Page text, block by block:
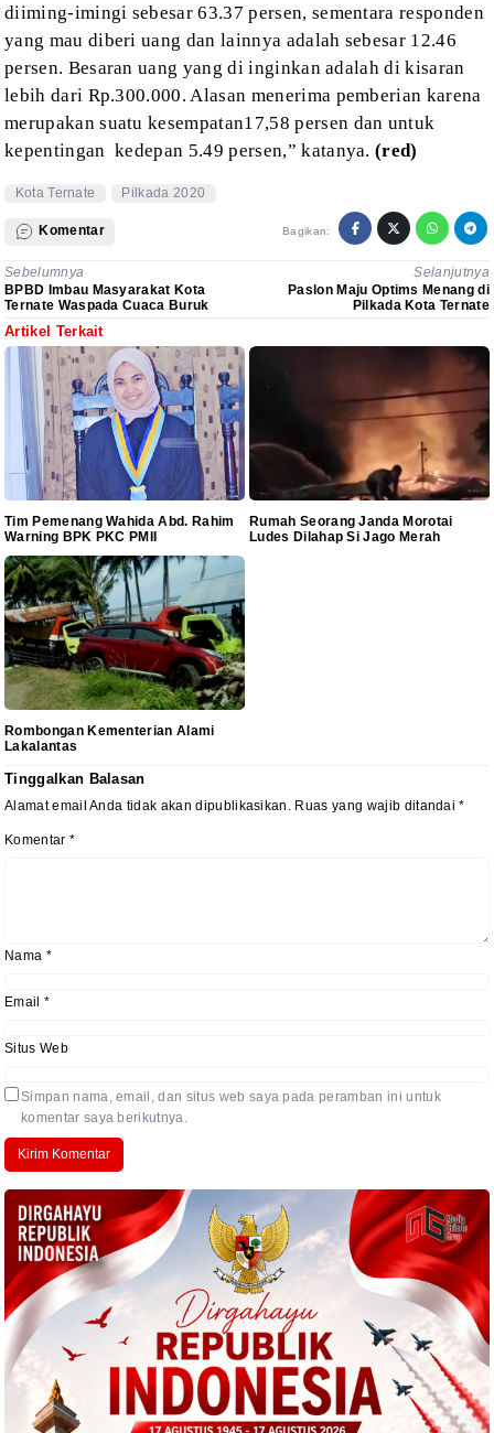
diiming-imingi sebesar 63.37 persen, sementara responden
yang mau diberi uang dan lainnya adalah sebesar 12.46
persen. Besaran uang yang di inginkan adalahdi kisaran
lebih dari Rp.300.000. Alasan menerima pemberian karena
merupakan suatu kesempatan17,58 persen dan untuk
kepentingan kedepan 5.49 persen,” katanya. (red)
Kota Ternate Pilkada 2020
Komentar Bagikan:
Sebelumnya
BPBD Imbau Masyarakat Kota
Ternate Waspada Cuaca Buruk
Selanjutnya
Paslon Maju Optims Menang di
Pilkada Kota Ternate
Artikel Terkait
Tim Pemenang Wahida Abd. Rahim
Warning BPK PKC PMII
Rumah Seorang Janda Morotai
Ludes Dilahap Si Jago Merah
Rombongan Kementerian Alami
Lakalantas
Tinggalkan Balasan
Alamat email Anda tidak akan dipublikasikan. Ruas yang wajib ditandai*
Komentar *
Nama *
Email *
Situs Web
Simpan nama, email, dan situs web saya pada peramban ini untuk
komentar saya berikutnya.